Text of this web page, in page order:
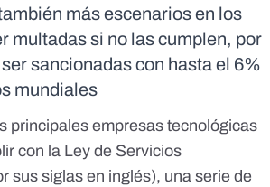
más escenarios en los
multadas si no las cumplen, por
sancionadas con hasta el 6%
mundiales
principales empresas tecnológicas
con la Ley de Servicios
sus siglas en inglés), una serie de